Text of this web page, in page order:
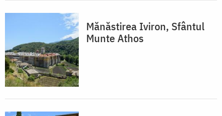
Mănăstirea Iviron, Sfântul
Munte Athos